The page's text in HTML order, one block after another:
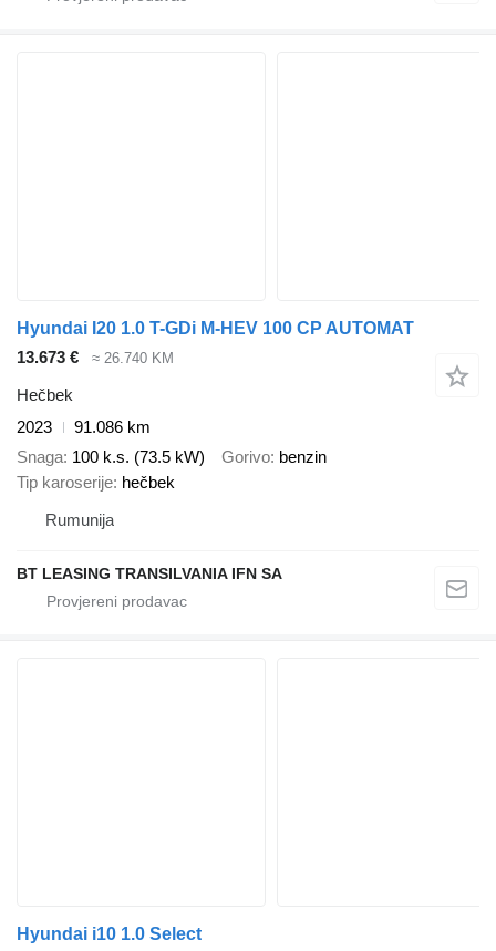
Hyundai I20 1.0 T-GDi M-HEV 100 CP AUTOMAT
13.673 €
≈ 26.740 KM
Hečbek
2023
91.086 km
Snaga 100 k.s. (73.5 kW) Gorivo benzin
Tip karoserije hečbek
Rumunija
BT LEASING TRANSILVANIA IFN SA
Hyundai i10 1.0 Select